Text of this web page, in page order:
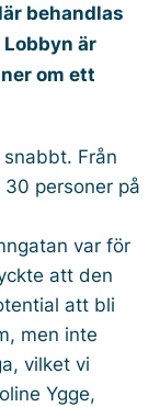
behandlas
är
om ett
Från
personer på
var för
att den
att bli
men inte
vilket vi
Ygge,